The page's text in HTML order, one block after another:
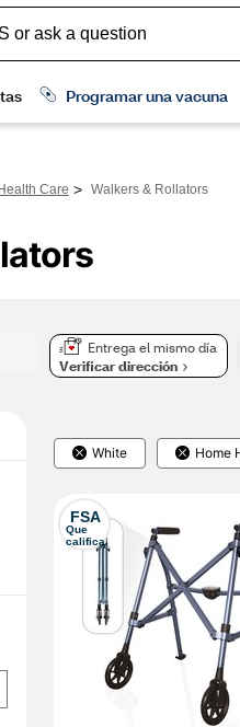
Care > Walkers & Rollators
Entrega el mismo día
Verificar dirección
White Home
FSA
Que
califica